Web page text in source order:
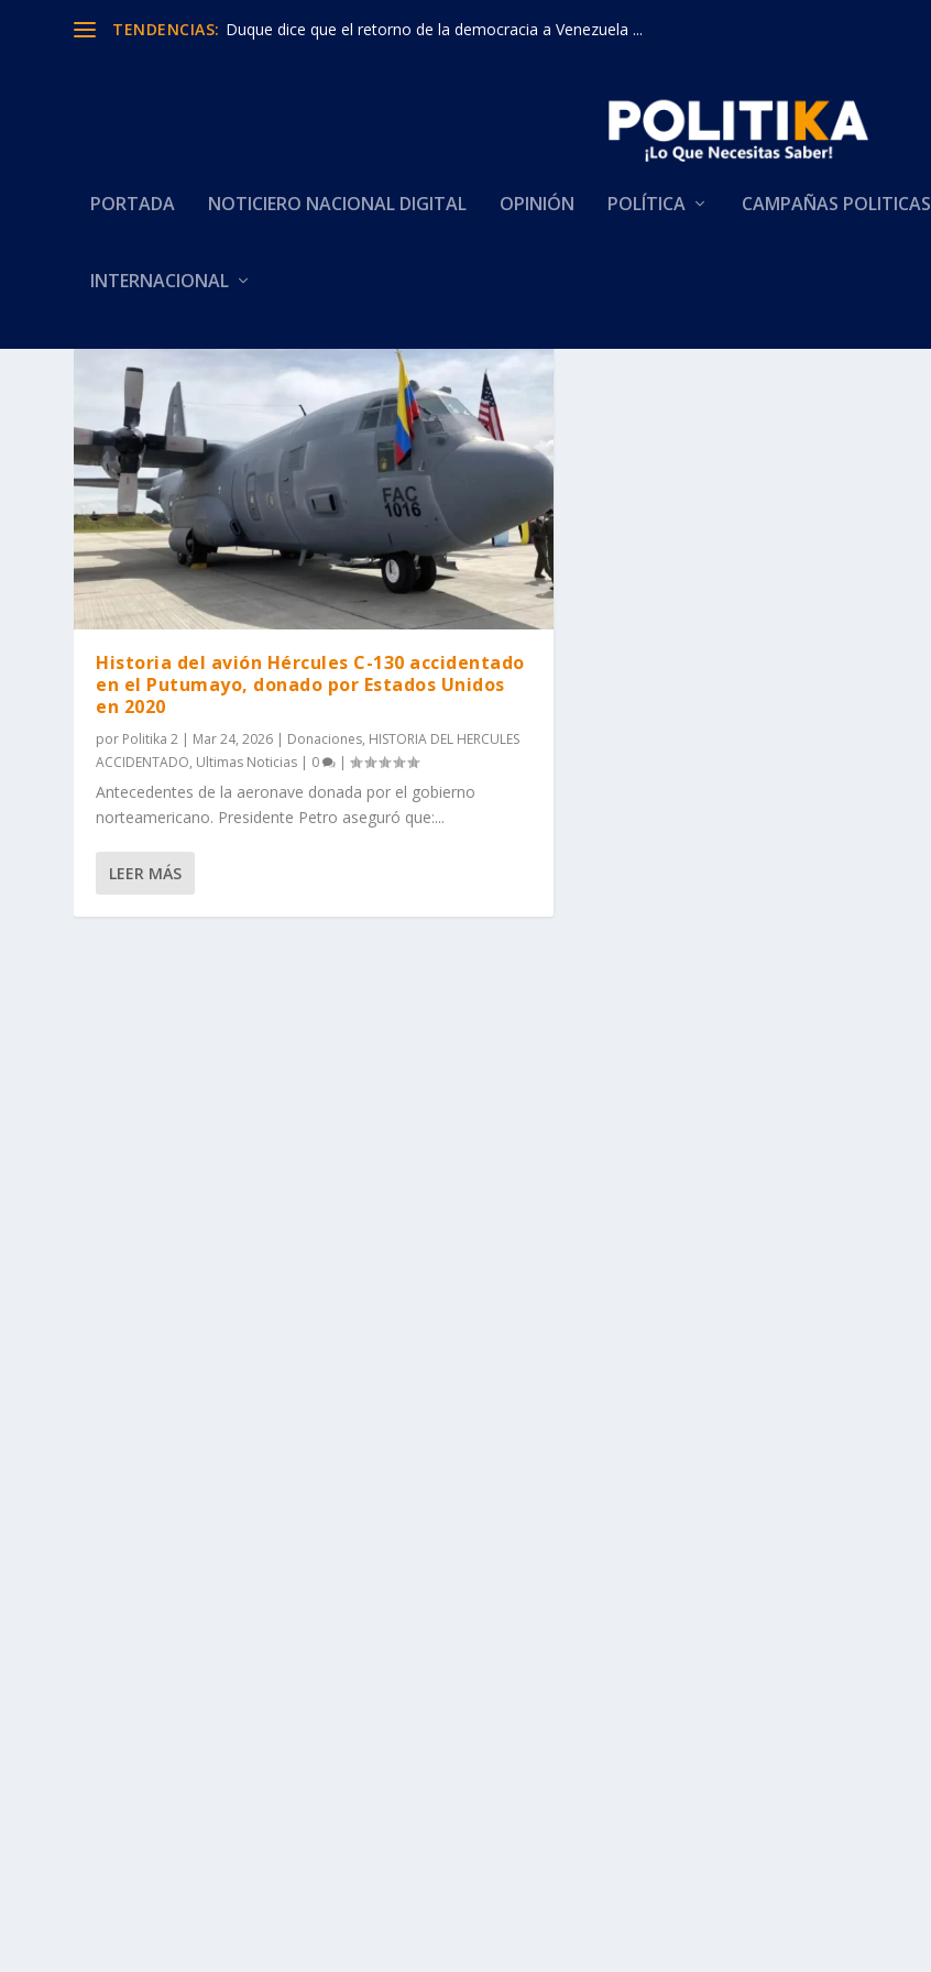
TENDENCIAS: Duque dice que el retorno de la democracia a Venezuela ...
PORTADA NOTICIERO NACIONAL DIGITAL OPINIÓN POLÍTICA CAMPAÑAS POLITICAS
INTERNACIONAL
Historia del avión Hércules C-130 accidentado
en el Putumayo, donado por Estados Unidos
en 2020
por Politika 2 | Mar 24, 2026 | Donaciones, HISTORIA DEL HERCULES
ACCIDENTADO, Ultimas Noticias | 0 |
Antecedentes de la aeronave donada por el gobierno
norteamericano. Presidente Petro aseguró que:...
LEER MÁS